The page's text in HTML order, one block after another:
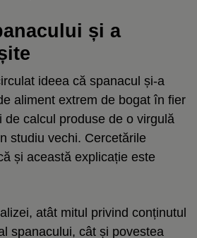
și a
ideea că spanacul și-a
aliment extrem de bogat în fier
de calcul produse de o virgulă
studiu vechi. Cercetările
și această explicație este
atât mitul privind conținutul
spanacului, cât și povestea